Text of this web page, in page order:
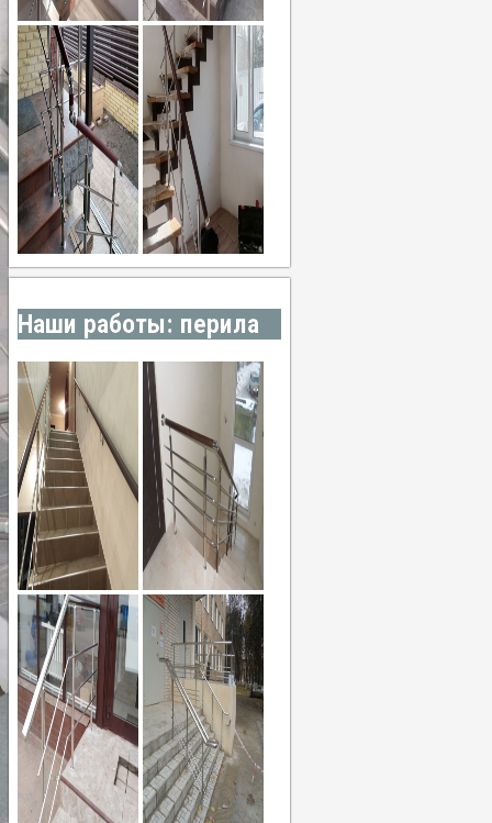
Наши работы: перила